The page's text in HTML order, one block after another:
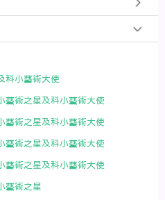
科小藝術大使
藝術之星及科小藝術大使
藝術之星及科小藝術大使
藝術之星及科小藝術大使
藝術之星及科小藝術大使
藝術之星